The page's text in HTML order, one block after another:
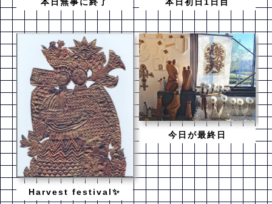
Harvest festival✨
今日が最終日